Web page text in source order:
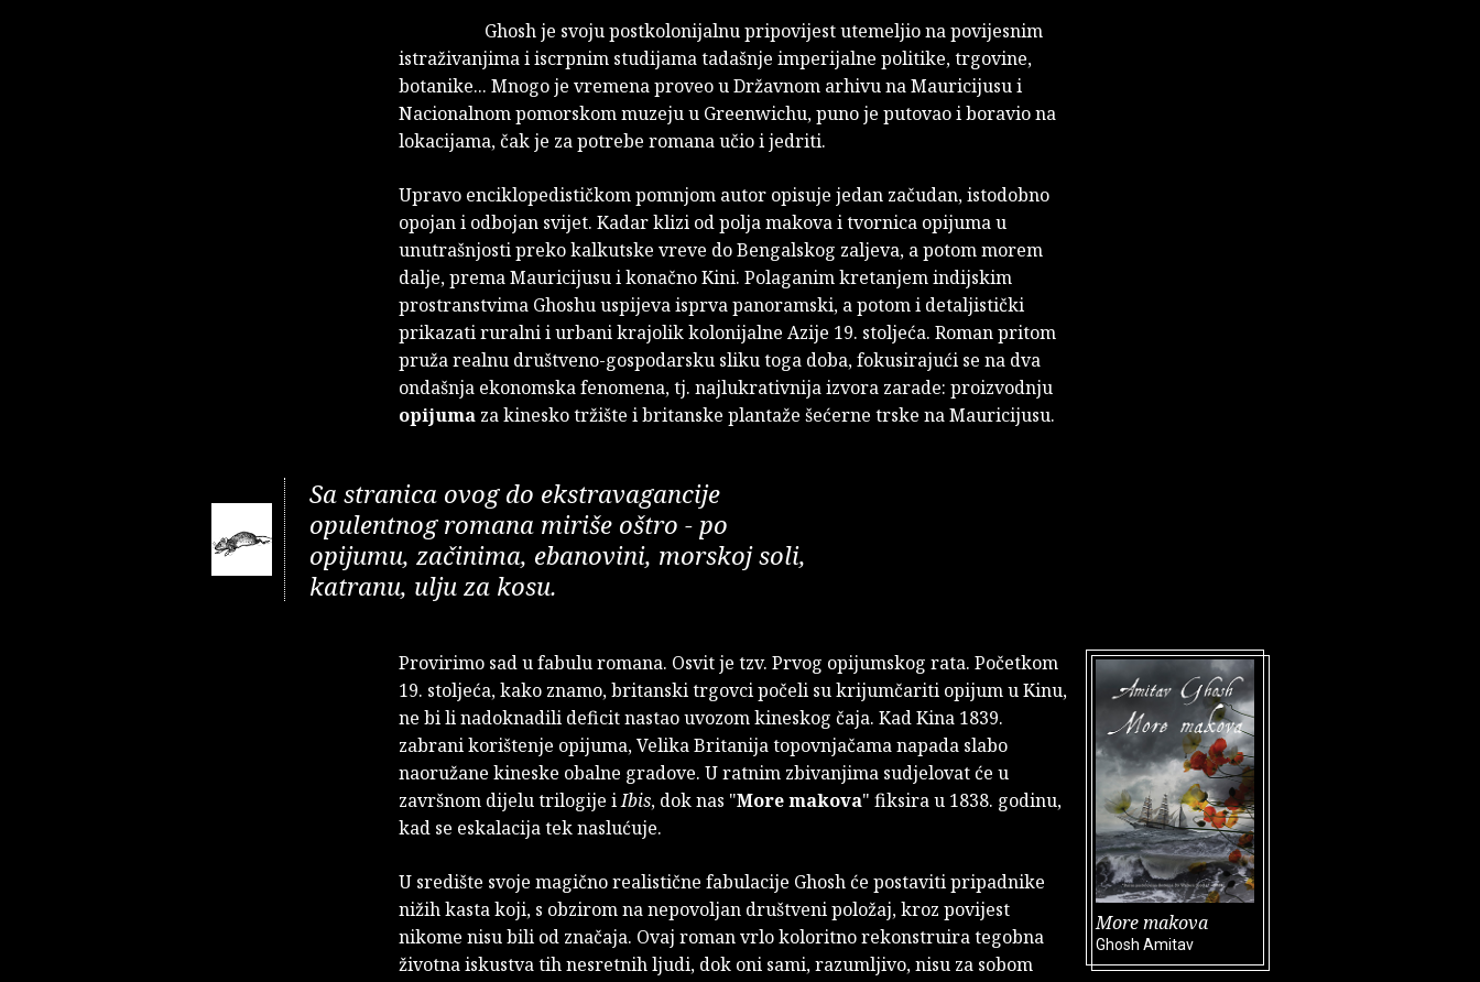
Ghosh je svoju postkolonijalnu pripovijest utemeljio na povijesnim
istraživanjima i iscrpnim studijama tadašnje imperijalne politike, trgovine,
botanike... Mnogo je vremena proveo u Državnom arhivu na Mauricijusu i
Nacionalnom pomorskom muzeju u Greenwichu, puno je putovao i boravio na
lokacijama, čak je za potrebe romana učio i jedriti.
Upravo enciklopedističkom pomnjom autor opisuje jedan začudan, istodobno
opojan i odbojan svijet. Kadar klizi od polja makova i tvornica opijuma u
unutrašnjosti preko kalkutske vreve do Bengalskog zaljeva, a potom morem
dalje, prema Mauricijusu i konačno Kini. Polaganim kretanjem indijskim
prostranstvima Ghoshu uspijeva isprva panoramski, a potom i detaljistički
prikazati ruralni i urbani krajolik kolonijalne Azije 19. stoljeća. Roman pritom
pruža realnu društveno-gospodarsku sliku toga doba, fokusirajući se na dva
ondašnja ekonomska fenomena, tj. najlukrativnija izvora zarade: proizvodnju
opijuma za kinesko tržište i britanske plantaže šećerne trske na Mauricijusu.
Sa stranica ovog do ekstravagancije
opulentnog romana miriše oštro - po
opijumu, začinima, ebanovini, morskoj soli,
katranu, ulju za kosu.
More makova
Ghosh Amitav
Provirimo sad u fabulu romana. Osvit je tzv. Prvog opijumskog rata. Početkom
19. stoljeća, kako znamo, britanski trgovci počeli su krijumčariti opijum u Kinu,
ne bi li nadoknadili deficit nastao uvozom kineskog čaja. Kad Kina 1839.
zabrani korištenje opijuma, Velika Britanija topovnjačama napada slabo
naoružane kineske obalne gradove. U ratnim zbivanjima sudjelovat će u
završnom dijelu trilogije iIbis, dok nas "More makova" fiksira u 1838. godinu,
kad se eskalacija tek naslućuje.
U središte svoje magično realistične fabulacije Ghosh će postaviti pripadnike
nižih kasta koji, s obzirom na nepovoljan društveni položaj, kroz povijest
nikome nisu bili od značaja. Ovaj roman vrlo koloritno rekonstruira tegobna
životna iskustva tih nesretnih ljudi, dok oni sami, razumljivo, nisu za sobom